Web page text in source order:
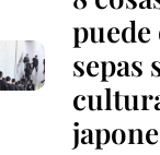
puede
sepas